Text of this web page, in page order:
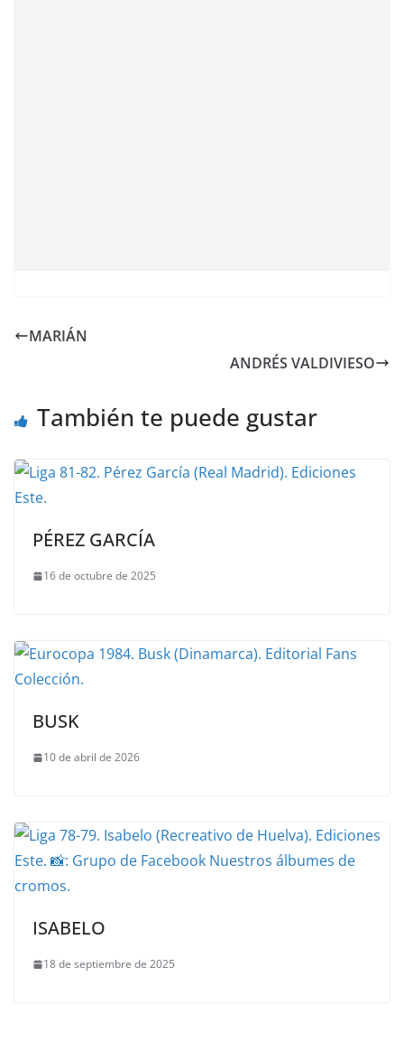
MARIÁN
ANDRÉS VALDIVIESO
También te puede gustar
PÉREZ GARCÍA
16 de octubre de 2025
BUSK
10 de abril de 2026
ISABELO
18 de septiembre de 2025